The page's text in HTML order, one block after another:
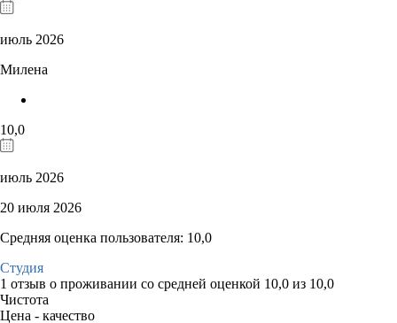
июль 2026
Милена
10,0
июль 2026
20 июля 2026
Средняя оценка пользователя: 10,0
Студия
1 отзыв о проживании со средней оценкой 10,0 из 10,0
Чистота
Цена - качество